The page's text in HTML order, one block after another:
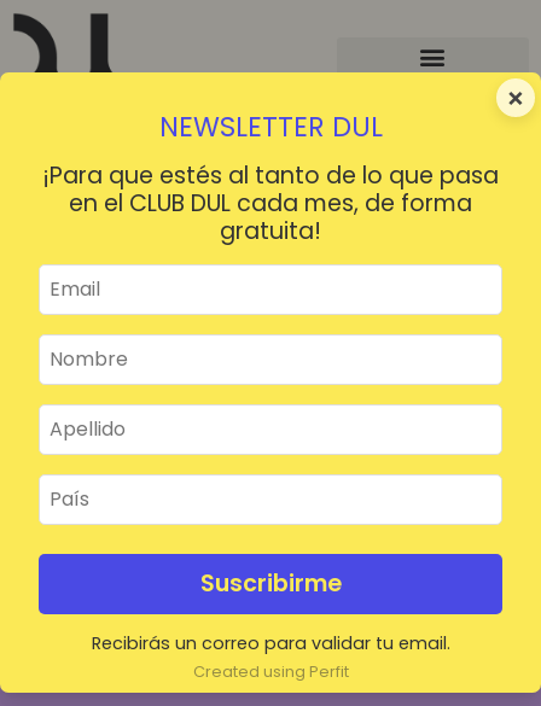
×
NEWSLETTER DUL
¡Para que estés al tanto de lo que pasa
en el CLUB DUL cada mes, de forma
gratuita!
Suscribirme
Recibirás un correo para validar tu email.
Created using Perfit